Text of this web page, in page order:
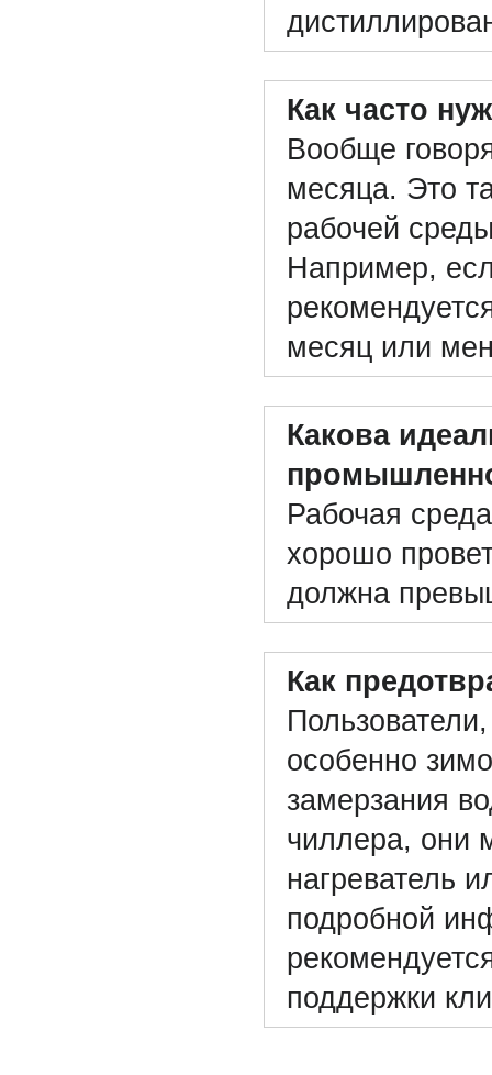
Как часто
Вообще
месяца. Это
рабочей
Например,
месяц или
Какова
Рабочая
хорошо
должна
Как
особенно
замерзания
чиллера, они
нагреватель
подробной
поддержки